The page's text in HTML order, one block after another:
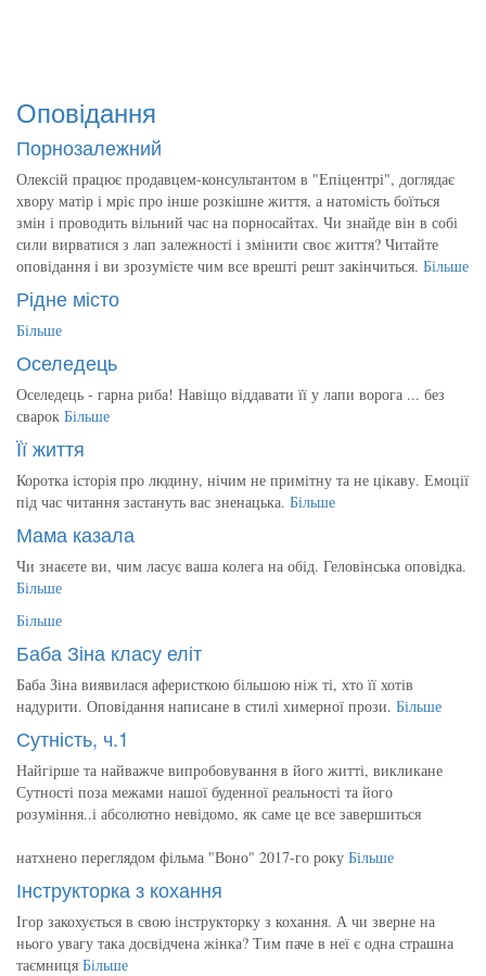
Оповідання
Порнозалежний
Олексій працює продавцем-консультантом в "Епіцентрі", доглядає
хвору матір і мріє про інше розкішне життя, а натомість боїться
змін і проводить вільний час на порносайтах. Чи знайде він в собі
сили вирватися з лап залежності і змінити своє життя? Читайте
оповідання і ви зрозумієте чим все врешті решт закінчиться. Більше
Рідне місто
Більше
Оселедець
Оселедець - гарна риба! Навіщо віддавати її у лапи ворога ... без
сварок Більше
Її життя
Коротка історія про людину, нічим не примітну та не цікаву. Емоції
під час читання застануть вас зненацька. Більше
Мама казала
Чи знаєете ви, чим ласує ваша колега на обід. Геловінська оповідка.
Більше
Більше
Баба Зіна класу еліт
Баба Зіна виявилася аферисткою більшою ніж ті, хто її хотів
надурити. Оповідання написане в стилі химерної прози. Більше
Сутність, ч.1
Найгірше та найважче випробовування в його житті, викликане
Сутності поза межами нашої буденної реальності та його
розуміння..і абсолютно невідомо, як саме це все завершиться
натхнено переглядом фільма "Воно" 2017-го року Більше
Інструкторка з кохання
Ігор закохується в свою інструкторку з кохання. А чи зверне на
нього увагу така досвідчена жінка? Тим паче в неї є одна страшна
таємниця Більше